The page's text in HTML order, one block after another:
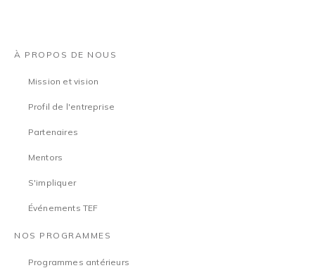
À PROPOS DE NOUS
Mission et vision
Profil de l'entreprise
Partenaires
Mentors
S'impliquer
Événements TEF
NOS PROGRAMMES
Programmes antérieurs